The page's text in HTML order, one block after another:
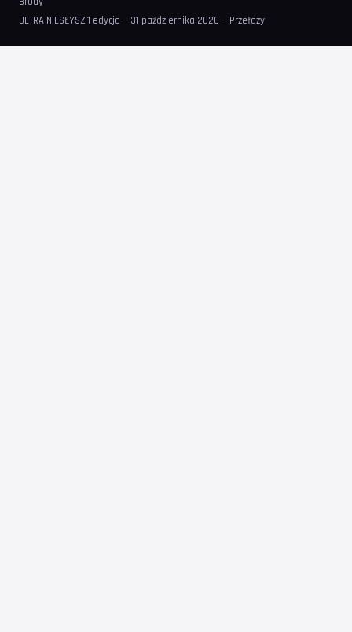
ULTRA NIESŁYSZ 1 edycja — 31 października 2026 — Przełazy